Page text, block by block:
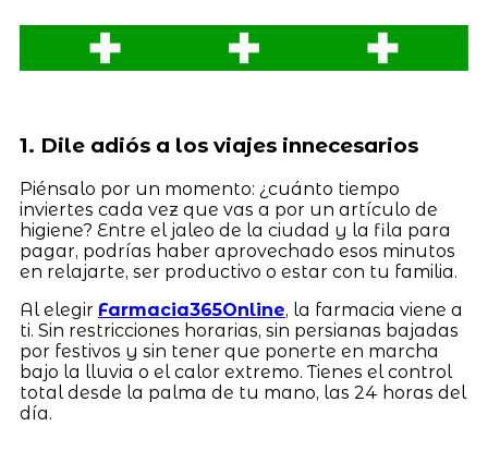
1. Dile adiós a los viajes innecesarios
Piénsalo por un momento: ¿cuánto tiempo
inviertes cada vez que vas a por un artículo de
higiene? Entre el jaleo de la ciudad y la fila para
pagar, podrías haber aprovechado esos minutos
en relajarte, ser productivo o estar con tu familia.
Al elegir Farmacia365Online, la farmacia viene a
ti. Sin restricciones horarias, sin persianas bajadas
por festivos y sin tener que ponerte en marcha
bajo la lluvia o el calor extremo. Tienes el control
total desde la palma de tu mano, las 24 horas del
día.